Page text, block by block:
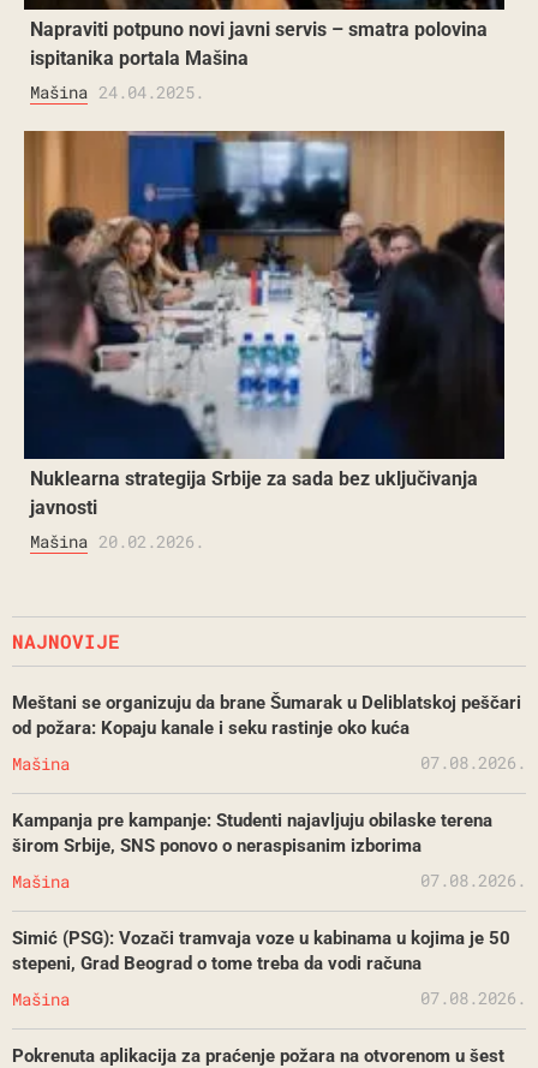
Napraviti potpuno novi javni servis – smatra polovina
ispitanika portala Mašina
Mašina 24.04.2025.
Nuklearna strategija Srbije za sada bez uključivanja
javnosti
Mašina 20.02.2026.
NAJNOVIJE
Meštani se organizuju da brane Šumarak u Deliblatskoj peščari
od požara: Kopaju kanale i seku rastinje oko kuća
Mašina 07.08.2026.
Kampanja pre kampanje: Studenti najavljuju obilaske terena
širom Srbije, SNS ponovo o neraspisanim izborima
Mašina 07.08.2026.
Simić (PSG): Vozači tramvaja voze u kabinama u kojima je 50
stepeni, Grad Beograd o tome treba da vodi računa
Mašina 07.08.2026.
Pokrenuta aplikacija za praćenje požara na otvorenom u šest